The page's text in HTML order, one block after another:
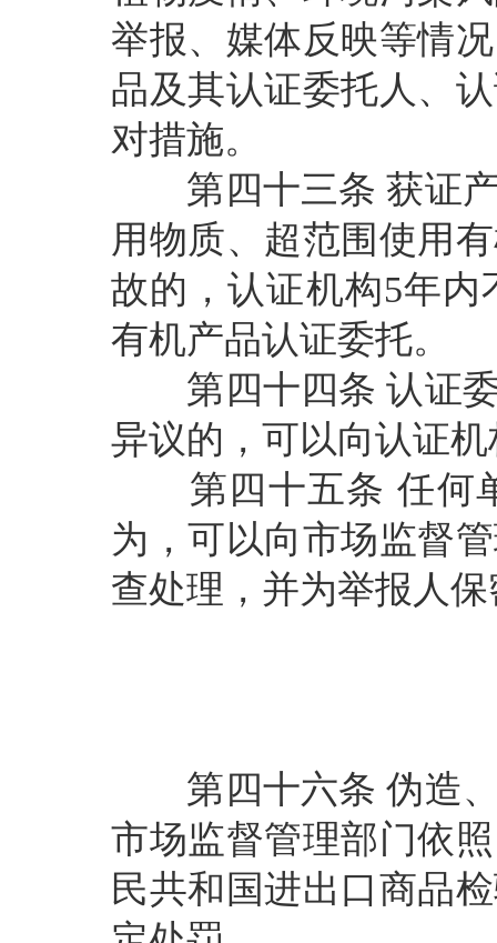
举报、媒体反映等情
品及其认证委托人、
对措施。
第四十三条 获证
用物质、超范围使用
故的，认证机构5年内
有机产品认证委托。
第四十四条 认证
异议的，可以向认证
第四十五条 任何
为，可以向市场监督
查处理，并为举报人
第四十六条 伪造
市场监督管理部门依
民共和国进出口商品